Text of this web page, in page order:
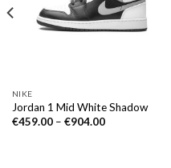
NIKE
Jordan 1 Mid White Shadow
€459.00– €904.00